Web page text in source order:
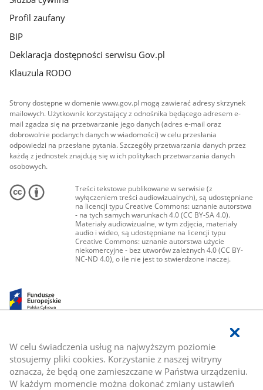
W celu świadczenia usług na najwyższym poziomie
stosujemy pliki cookies. Korzystanie z naszej witryny
oznacza, że będą one zamieszczane w Państwa urządzeniu.
W każdym momencie można dokonać zmiany ustawień
Profil zaufany
BIP
Deklaracja dostępności serwisu Gov.pl
Klauzula RODO
Strony dostępne w domenie www.gov.pl mogą zawierać adresy skrzynek
mailowych. Użytkownik korzystający z odnośnika będącego adresem e-
mail zgadza się na przetwarzanie jego danych (adres e-mail oraz
dobrowolnie podanych danych w wiadomości) w celu przesłania
odpowiedzi na przesłane pytania. Szczegóły przetwarzania danych przez
każdą z jednostek znajdują się w ich politykach przetwarzania danych
osobowych.
Treści tekstowe publikowane w serwisie (z
wyłączeniem treści audiowizualnych), są udostępniane
na licencji typu Creative Commons: uznanie autorstwa
- na tych samych warunkach 4.0 (CC BY-SA 4.0).
Materiały audiowizualne, w tym zdjęcia, materiały
audio i wideo, są udostępniane na licencji typu
Creative Commons: uznanie autorstwa użycie
niekomercyjne - bez utworów zależnych 4.0 (CC BY-
NC-ND 4.0), o ile nie jest to stwierdzone inaczej.